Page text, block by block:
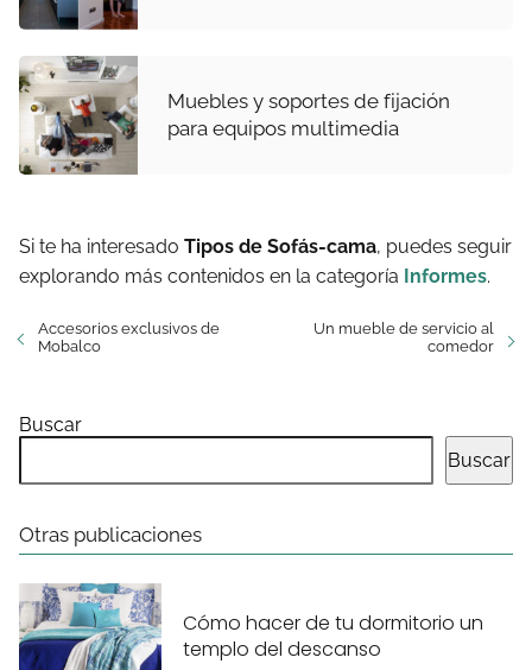
Muebles y soportes de fijación
para equipos multimedia
Si te ha interesado Tipos de Sofás-cama, puedes seguir
explorando más contenidos en la categoría Informes.
Accesorios exclusivos de
Mobalco
Un mueble de servicio al
comedor
Buscar
Buscar
Otras publicaciones
Cómo hacer de tu dormitorio un
templo del descanso